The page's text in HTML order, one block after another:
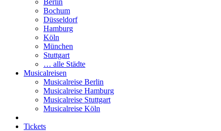
Berlin
Bochum
Düsseldorf
Hamburg
Köln
München
Stuttgart
… alle Städte
Musicalreisen
Musicalreise Berlin
Musicalreise Hamburg
Musicalreise Stuttgart
Musicalreise Köln
Tickets